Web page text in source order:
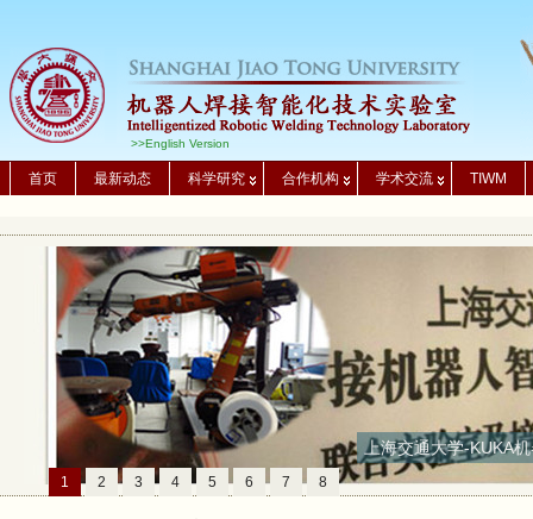
>>English Version
首页 最新动态 科学研究 合作机构 学术交流 TIWM
上海交通大学-KUKA
1 2 3 4 5 6 7 8